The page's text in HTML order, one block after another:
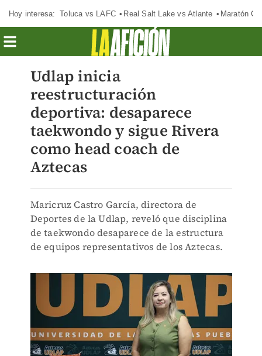
Hoy interesa: Toluca vs LAFC Real Salt Lake vs Atlante Maratón
Udlap inicia
reestructuración
deportiva: desaparece
taekwondo y sigue Rivera
como head coach de
Aztecas
Maricruz Castro García, directora de
Deportes de la Udlap, reveló que disciplina
de taekwondo desaparece de la estructura
de equipos representativos de los Aztecas.